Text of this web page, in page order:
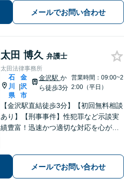
やすい言葉での説明を心がけていま
す。
メールでお問い合わせ
太田 博久 弁護士
太田法律事務所
石
川
県
|
金
沢
市
金沢駅 か
ら徒歩3分
営業時間：09:00~2
2:00（平日）
【金沢駅直結徒歩3分】【初回無料相談
あり】【刑事事件】性犯罪など示談実
績豊富！迅速かつ適切な対応を心がけ
対応で、適切な解決へと導きます。
メールでお問い合わせ